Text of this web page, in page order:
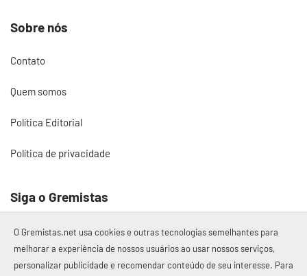
Sobre nós
Contato
Quem somos
Política Editorial
Política de privacidade
Siga o Gremistas
© 2017 – 2026 Gremistas.net
O Gremistas.net usa cookies e outras tecnologias semelhantes para
melhorar a experiência de nossos usuários ao usar nossos serviços,
personalizar publicidade e recomendar conteúdo de seu interesse. Para